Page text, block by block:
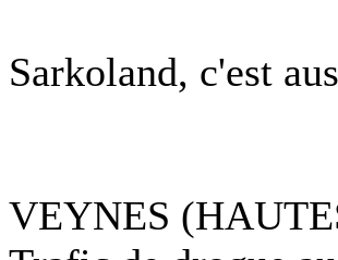
Sarkoland, c'est
VEYNES